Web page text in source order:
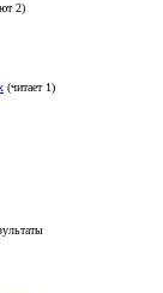
2)
(читает 1)